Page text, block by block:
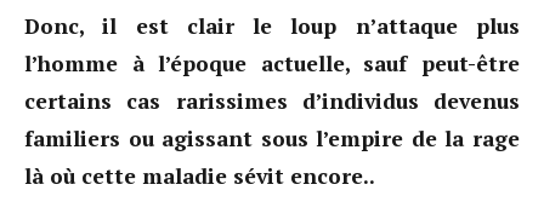
Donc, il est clair le loup n’attaque plus
l’homme à l’époque actuelle, sauf peut-être
certains cas rarissimes d’individus devenus
familiers ou agissant sous l’empire de la rage
là où cette maladie sévit encore..